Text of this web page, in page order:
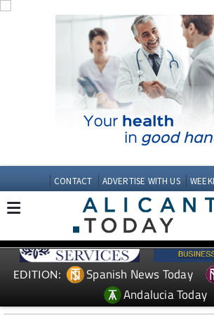
CONTACT ADVERTISE WITH US
EDITION: Spanish News Today
Andalucia Today